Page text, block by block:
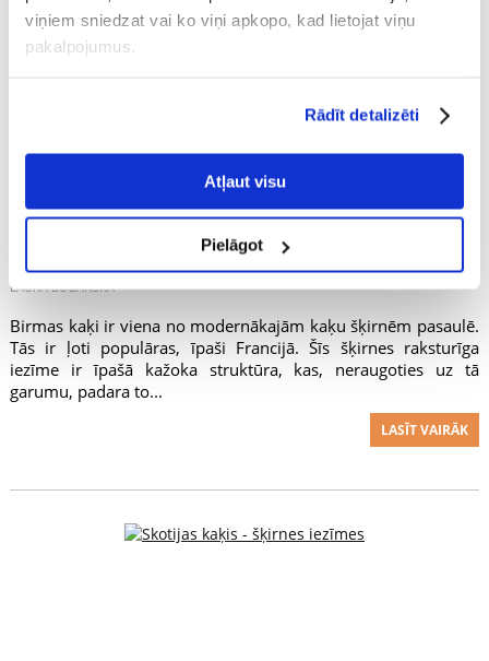
viņiem sniedzat vai ko viņi apkopo, kad lietojat viņu
pakalpojumus.
Rādīt detalizēti
Atļaut visu
Pielāgot
Birmas kaķis - šķirnes iezīmes
LAURA BUGANSKA
Birmas kaķi ir viena no modernākajām kaķu šķirnēm pasaulē.
Tās ir ļoti populāras, īpaši Francijā. Šīs šķirnes raksturīga
iezīme ir īpašā kažoka struktūra, kas, neraugoties uz tā
garumu, padara to...
LASĪT VAIRĀK